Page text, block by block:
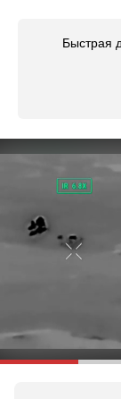
Быстрая